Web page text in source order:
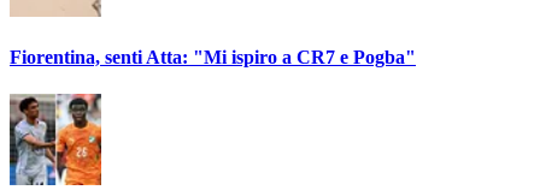
Fiorentina, senti Atta: "Mi ispiro a CR7 e Pogba"